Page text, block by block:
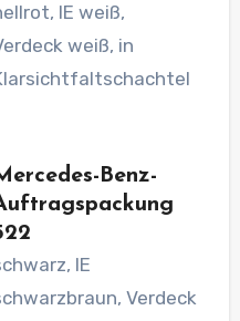
weiß, in
Benz-
Verdeck